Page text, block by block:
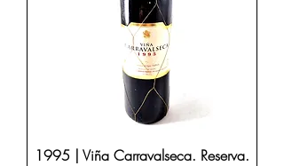
1995 | Viña Carravalseca. Reserva.